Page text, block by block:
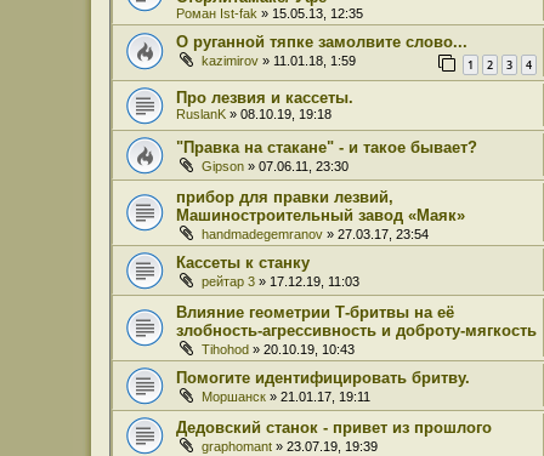
Роман Ist-fak » 15.05.13, 12:35
О руганной тяпке замолвите слово...
kazimirov » 11.01.18, 1:59 1 2 3 4
Про лезвия и кассеты.
RuslanK » 08.10.19, 19:18
"Правка на стакане" - и такое бывает?
Gipson » 07.06.11, 23:30
прибор для правки лезвий,
Машиностроительный завод «Маяк»
handmadegemranov » 27.03.17, 23:54
Кассеты к станку
рейтар 3 » 17.12.19, 11:03
Влияние геометрии Т-бритвы на её
злобность-агрессивность и доброту-мягкость
Tihohod » 20.10.19, 10:43
Помогите идентифицировать бритву.
Моршанск » 21.01.17, 19:11
Дедовский станок - привет из прошлого
graphomant » 23.07.19, 19:39